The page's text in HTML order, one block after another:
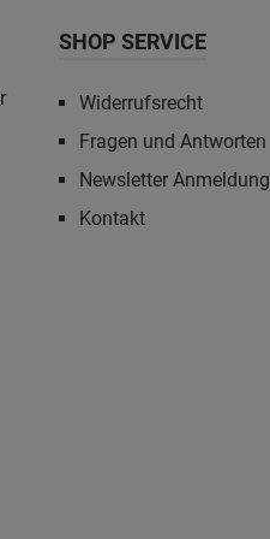
als
Aufbauanleitung
Holz,
SHOP SERVICE
Widerrufsrecht
Fragen und Antworten
Newsletter Anmeldung
Kontakt